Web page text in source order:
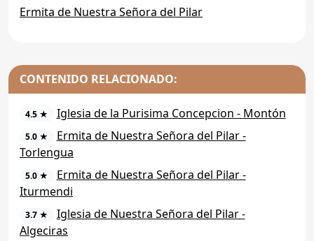
Ermita de Nuestra Señora del Pilar
CONTENIDO RELACIONADO:
4.5 ★ Iglesia de la Purisima Concepcion - Montón
5.0 ★
Ermita de Nuestra Señora del Pilar -
Torlengua
5.0 ★
Ermita de Nuestra Señora del Pilar -
Iturmendi
3.7 ★
Iglesia de Nuestra Señora del Pilar -
Algeciras